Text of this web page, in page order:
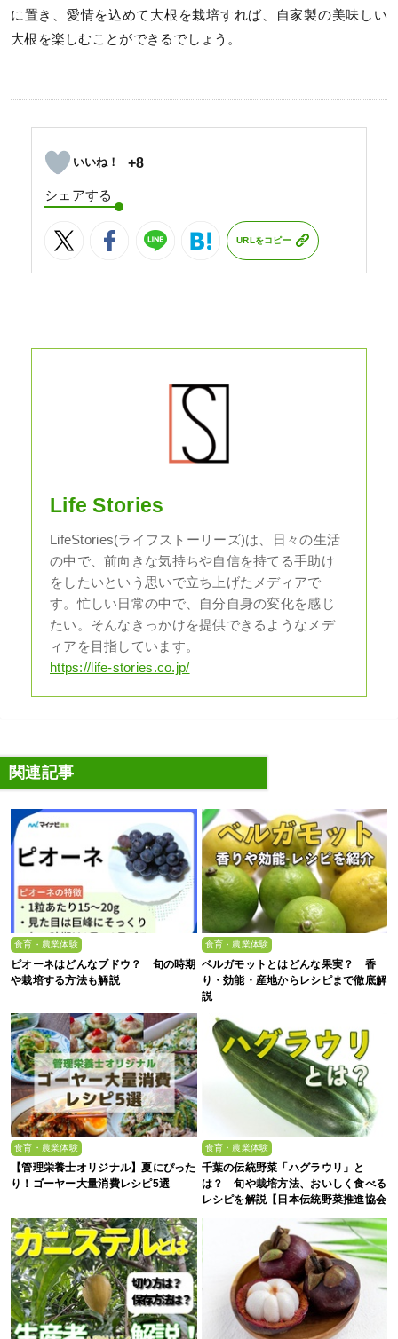
に置き、愛情を込めて大根を栽培すれば、自家製の美味しい
大根を楽しむことができるでしょう。
+8
シェアする
URLをコピー
Life Stories
LifeStories(ライフストーリーズ)は、日々の生活
の中で、前向きな気持ちや自信を持てる手助け
をしたいという思いで立ち上げたメディアで
す。忙しい日常の中で、自分自身の変化を感じ
たい。そんなきっかけを提供できるようなメデ
ィアを目指しています。
https://life-stories.co.jp/
関連記事
食育・農業体験
ピオーネはどんなブドウ？ 旬の時期
や栽培する方法も解説
食育・農業体験
ベルガモットとはどんな果実？ 香
り・効能・産地からレシピまで徹底解
説
食育・農業体験
【管理栄養士オリジナル】夏にぴった
り！ゴーヤー大量消費レシピ5選
食育・農業体験
千葉の伝統野菜「ハグラウリ」と
は？ 旬や栽培方法、おいしく食べる
レシピを解説【日本伝統野菜推進協会
監修】